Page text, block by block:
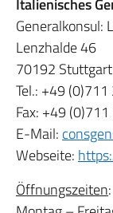
Italienisches
Generalkonsul:
Lenzhalde 46
70192 Stuttgart
Tel.: +49
Fax: +49
E-Mail:
Webseite:
Öffnungszeiten: